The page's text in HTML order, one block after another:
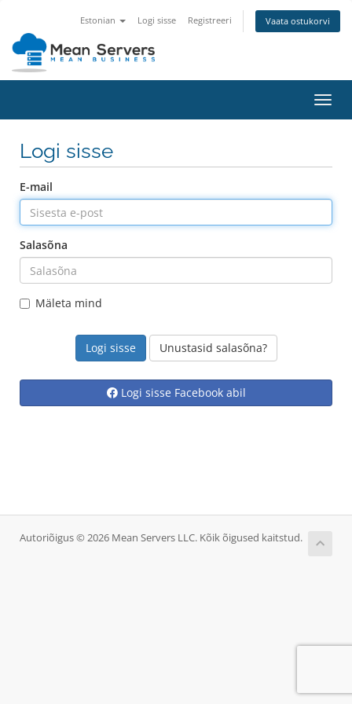
Estonian Logi sisse Registreeri Vaata ostukorvi
Logi sisse
E-mail
Salasõna
Mäleta mind
Unustasid salasõna?
Logi sisse Facebook abil
Autoriõigus © 2026 Mean Servers LLC. Kõik õigused kaitstud.